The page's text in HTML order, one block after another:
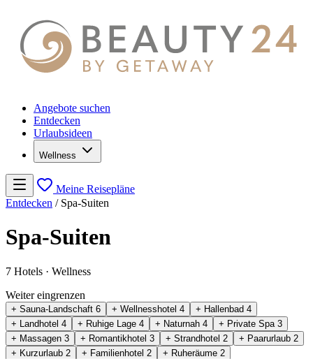
Angebote suchen
Entdecken
Urlaubsideen
Wellness
Meine Reisepläne
Entdecken / Spa-Suiten
Spa-Suiten
7 Hotels · Wellness
Weiter eingrenzen
+ Sauna-Landschaft 6 + Wellnesshotel 4 + Hallenbad 4
+ Landhotel 4 + Ruhige Lage 4 + Naturnah 4 + Private Spa 3
+ Massagen 3 + Romantikhotel 3 + Strandhotel 2 + Paarurlaub 2
+ Kurzurlaub 2 + Familienhotel 2 + Ruheräume 2